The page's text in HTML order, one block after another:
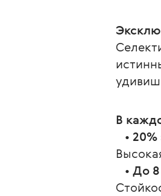
В
•
• До 8